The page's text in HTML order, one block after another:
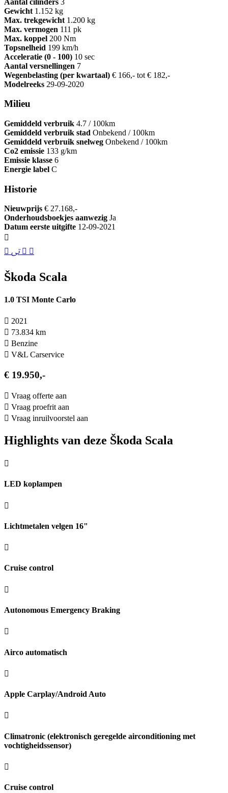
Gewicht 1.152 kg
Max. trekgewicht 1.200 kg
Max. vermogen 111 pk
Max. koppel 200 Nm
Topsnelheid 199 km/h
Acceleratie (0 - 100) 10 sec
Aantal versnellingen 7
Wegenbelasting (per kwartaal) € 166,- tot € 182,-
Modelreeks 29-09-2020
Milieu
Gemiddeld verbruik 4.7 / 100km
Gemiddeld verbruik stad Onbekend / 100km
Gemiddeld verbruik snelweg Onbekend / 100km
Co2 emissie 133 g/km
Emissie klasse 6
Energie label C
Historie
Nieuwprijs € 27.168,-
Onderhoudsboekjes aanwezig Ja
Datum eerste uitgifte 12-09-2021
Škoda Scala
1.0 TSI Monte Carlo
2021
73.834 km
Benzine
V&L Carservice
€ 19.950,-
Vraag offerte aan
Vraag proefrit aan
Vraag inruilvoorstel aan
Highlights van deze Škoda Scala
LED koplampen
Lichtmetalen velgen 16"
Cruise control
Autonomous Emergency Braking
Airco automatisch
Apple Carplay/Android Auto
Climatronic (elektronisch geregelde airconditioning met
vochtigheidssensor)
Cruise control